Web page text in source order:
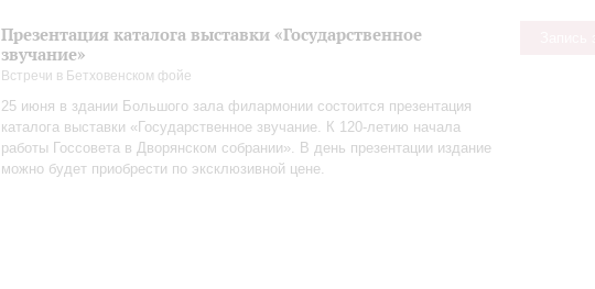
Презентация каталога выставки «Государственное
звучание»
Встречи в Бетховенском фойе
25 июня в здании Большого зала филармонии состоится презентация
каталога выставки «Государственное звучание. К 120‑летию начала
работы Госсовета в Дворянском собрании». В день презентации издание
можно будет приобрести по эксклюзивной цене.